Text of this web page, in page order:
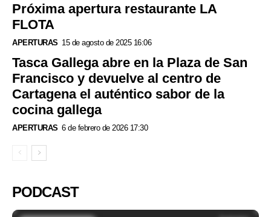
Próxima apertura restaurante LA
FLOTA
APERTURAS 15 de agosto de 2025 16:06
Tasca Gallega abre en la Plaza de San
Francisco y devuelve al centro de
Cartagena el auténtico sabor de la
cocina gallega
APERTURAS 6 de febrero de 2026 17:30
PODCAST